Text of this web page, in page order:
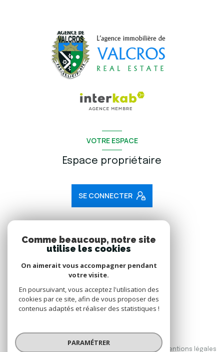
VOTRE ESPACE
Espace propriétaire
SE CONNECTER
ADHÉRENTS
Mentions légales
Comme beaucoup, notre site
utilise les cookies
On aimerait vous accompagner pendant
votre visite.
En poursuivant, vous acceptez l'utilisation des
cookies par ce site, afin de vous proposer des
contenus adaptés et réaliser des statistiques !
PARAMÉTRER